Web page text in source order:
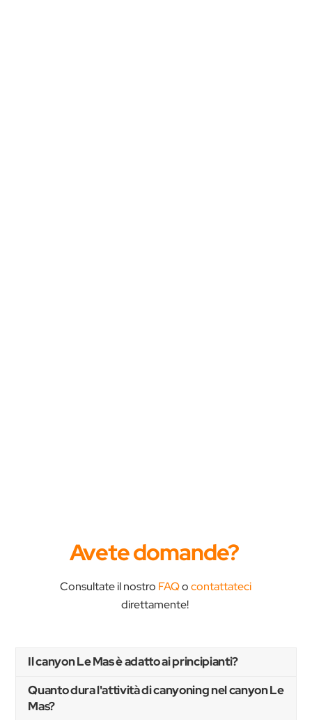
Avete domande?
Consultate il nostro FAQocontattateci
direttamente!
Il canyon Le Mas è adatto ai principianti?
Quanto dura l'attività di canyoning nel canyon Le
Mas?